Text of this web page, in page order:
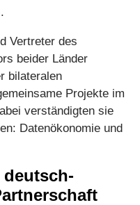
Vertreter des
beider Länder
bilateralen
Projekte im
verständigten sie
Datenökonomie und